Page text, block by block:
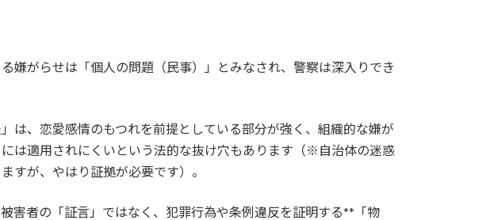
嫌がらせは「個人の問題（民事）」とみなされ、警察は深入りでき
は、恋愛感情のもつれを前提としている部分が強く、組織的な嫌が
は適用されにくいという法的な抜け穴もあります（※自治体の迷惑
すが、やはり証拠が必要です）。
害者の「証言」ではなく、犯罪行為や条例違反を証明する**「物